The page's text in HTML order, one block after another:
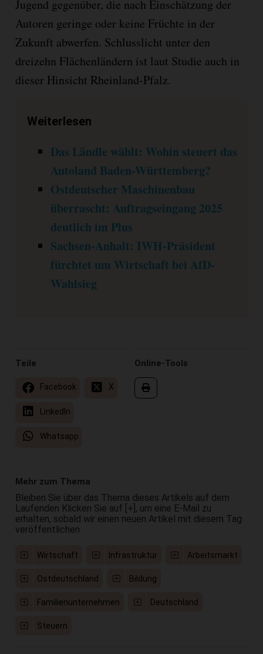
Jugend gegenüber, die nach Einschätzung der
Autoren geringe oder keine Früchte in der
Zukunft abwerfen. Schlusslicht unter den
dreizehn Flächenländern ist laut Studie auch in
dieser Hinsicht Rheinland-Pfalz.
Weiterlesen
Das Ländle wählt: Wohin steuert das
Autoland Baden-Württemberg?
Ostdeutscher Maschinenbau
überrascht: Auftragseingang 2025
deutlich im Plus
Sachsen-Anhalt: IWH-Präsident
fürchtet um Wirtschaft bei AfD-
Wahlsieg
Online-Tools
Teile
Facebook X
LinkedIn
Whatsapp
Mehr zum Thema
Bleiben Sie über das Thema dieses Artikels auf dem
Laufenden Klicken Sie auf [+], um eine E-Mail zu
erhalten, sobald wir einen neuen Artikel mit diesem Tag
veröffentlichen
Wirtschaft Infrastruktur Arbeitsmarkt
Ostdeutschland Bildung
Familienunternehmen Deutschland
Steuern